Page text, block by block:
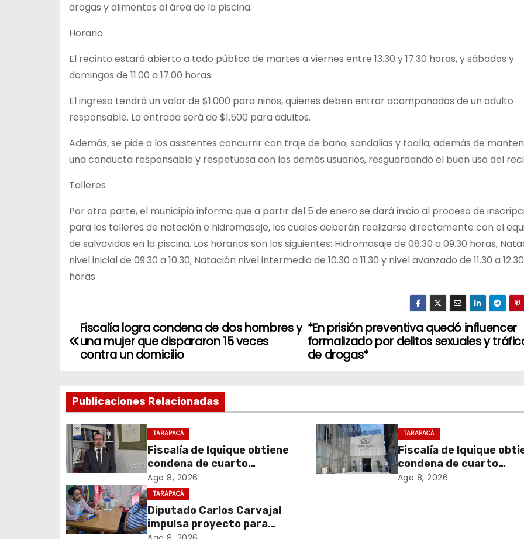
drogas y alimentos al área de la piscina.
Horario
El recinto estará abierto a todo público de martes a viernes entre 13.30 y 17.30 horas, y sábados y
domingos de 11.00 a 17.00 horas.
El ingreso tendrá un valor de $1.000 para niños, quienes deben entrar acompañados de un adulto
responsable. La entrada será de $1.500 para adultos.
Además, se pide a los asistentes concurrir con traje de baño, sandalias y toalla, además de
una conducta responsable y respetuosa con los demás usuarios, resguardando el buen uso del
Talleres
Por otra parte, el municipio informa que a partir del 5 de enero se dará inicio al proceso de
para los talleres de natación e hidromasaje, los cuales deberán realizarse directamente con el
de salvavidas en la piscina. Los horarios son los siguientes: Hidromasaje de 08.30 a 09.30 horas;
nivel inicial de 09.30 a 10.30; Natación nivel intermedio de 10.30 a 11.30 y nivel avanzado de 11.30 a 12.30
horas
N
e
g
a
c
i
ó
*En prisión preventiva quedó influencer
formalizado por delitos sexuales y
de drogas*
Fiscalía logra condena de dos hombres y
una mujer que dispararon 15 veces
contra un domicilio
Publicaciones Relacionadas
TARAPACÁ
Fiscalía de Iquique obtiene
condena de cuarto
participante en violento
asalto a comerciante
Ago 8, 2026
TARAPACÁ
Fiscalía de Iquique
condena de cuarto
participante en violento
Ago 8, 2026
TARAPACÁ
Diputado Carlos Carvajal
impulsa proyecto para